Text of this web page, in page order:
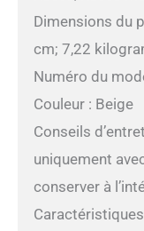
Dimensions du
cm; 7,22
Numéro du
Couleur : Beige
Conseils
uniquement
conserver à